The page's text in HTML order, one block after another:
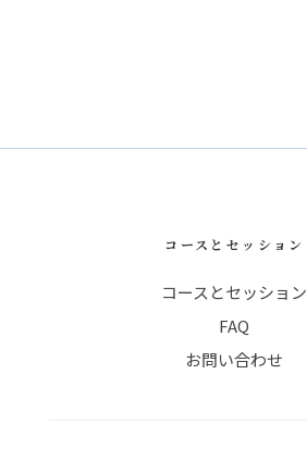
コースとセッション
コースとセッション
FAQ
お問い合わせ